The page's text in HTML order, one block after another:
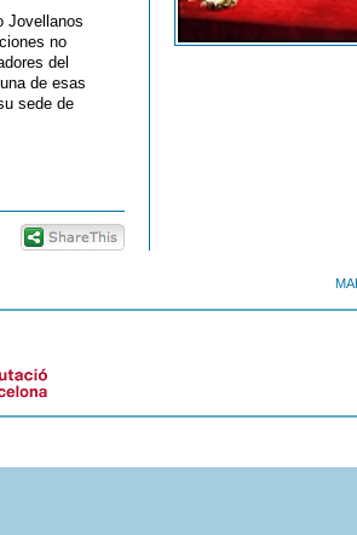
Jovellanos
no
del
de esas
sede de